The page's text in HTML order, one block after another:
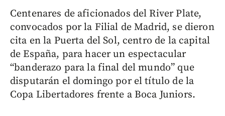
Centenares de aficionados del River Plate,
convocados por la Filial de Madrid, se dieron
cita en la Puerta del Sol, centro de la capital
de España, para hacer un espectacular
“banderazo para la final del mundo” que
disputarán el domingo por el título de la
Copa Libertadores frente a Boca Juniors.